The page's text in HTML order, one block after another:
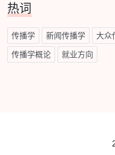
热词
传播学 新闻传播学 大众
传播学概论 就业方向